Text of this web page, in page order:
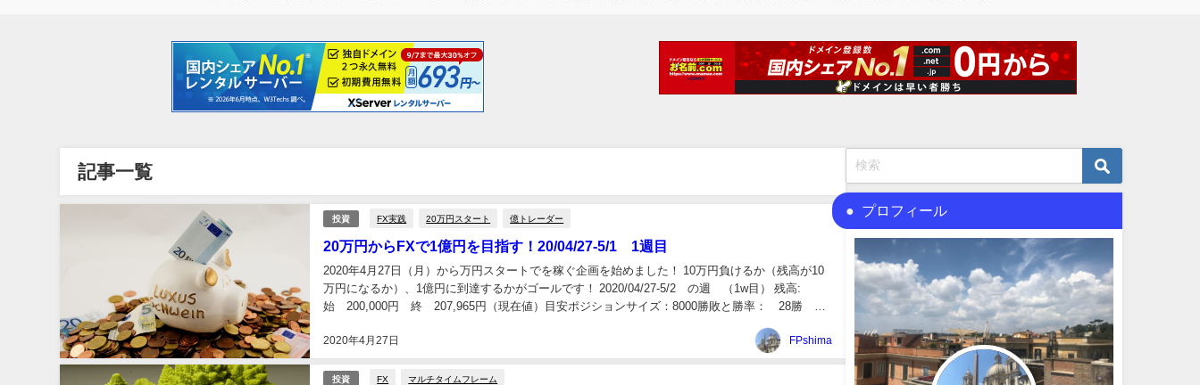
記事一覧
投資 FX実践 20万円スタート 億トレーダー
20万円からFXで1億円を目指す！20/04/27-5/1 1週目
2020年4月27日
2020年4月27日（月）から万円スタートでを稼ぐ企画を始めました！ 10万円負けるか（残高が10
万円になるか）、1億円に到達するかがゴールです！ 2020/04/27-5/2 の週 （1w目） 残高:
始 200,000円 終 207,965円（現在値）目安ポジションサイズ：8000勝敗と勝率： 28勝
FPshima
投資 FX マルチタイムフレーム
プロフィール